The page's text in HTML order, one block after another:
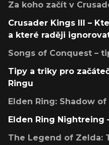
Za koho začít v
Crusader Kings III –
a které raději
Songs of Conquest –
Tipy a triky pro
Ringu
Elden Ring: Shadow
Elden Ring Nightreing
The Legend of Zelda: